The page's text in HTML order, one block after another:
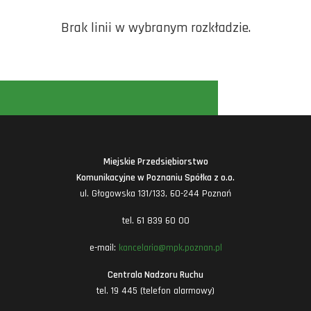
Brak linii w wybranym rozkładzie.
Miejskie Przedsiębiorstwo
Komunikacyjne w Poznaniu Spółka z o.o.
ul. Głogowska 131/133, 60-244 Poznań
tel. 61 839 60 00
e-mail: kancelaria@mpk.poznan.pl
Centrala Nadzoru Ruchu
tel. 19 445 (telefon alarmowy)